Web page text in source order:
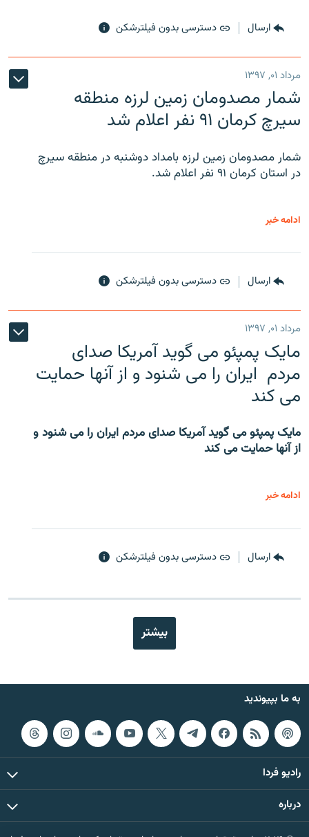
ارسال دسترسی بدون فیلترشکن
مرداد ۰۱, ۱۳۹۷
شمار مصدومان زمین لرزه منطقه
سیرچ کرمان ۹۱ نفر اعلام شد
شمار مصدومان زمین لرزه بامداد دوشنبه در منطقه سیرچ
در استان کرمان ۹۱ نفر اعلام شد.
ادامه خبر
ارسال دسترسی بدون فیلترشکن
مرداد ۰۱, ۱۳۹۷
مایک پمپئو می گوید آمریکا صدای
مردم ایران را می شنود و از آنها حمایت
می کند
مایک پمپئو می گوید آمریکا صدای مردم ایران را می شنود و
از آنها حمایت می کند
ادامه خبر
ارسال دسترسی بدون فیلترشکن
بیشتر
به ما بپیوندید
رادیو فردا
درباره